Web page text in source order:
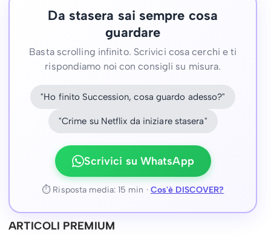
Da stasera sai sempre cosa
guardare
Basta scrolling infinito. Scrivici cosa cerchi e ti
rispondiamo noi con consigli su misura.
"Ho finito Succession, cosa guardo adesso?"
"Crime su Netflix da iniziare stasera"
Scrivici su WhatsApp
⏱ Risposta media: 15 min · Cos'è DISCOVER?
ARTICOLI PREMIUM